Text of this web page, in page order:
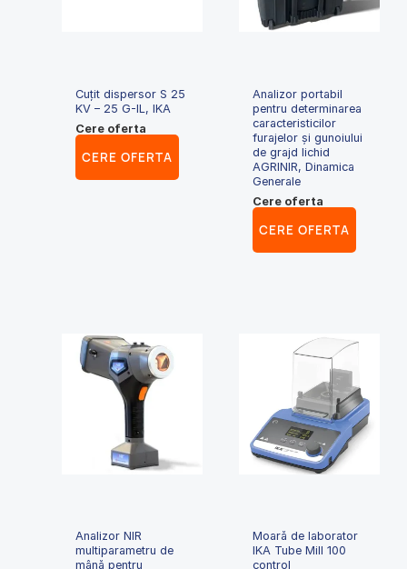
Cuțit dispersor S 25
KV – 25 G-IL, IKA
Cere oferta
CERE OFERTA
Analizor portabil
pentru determinarea
caracteristicilor
furajelor și gunoiului
de grajd lichid
AGRINIR, Dinamica
Generale
Cere oferta
CERE OFERTA
Analizor NIR
multiparametru de
mână pentru
Moară de laborator
IKA Tube Mill 100
control